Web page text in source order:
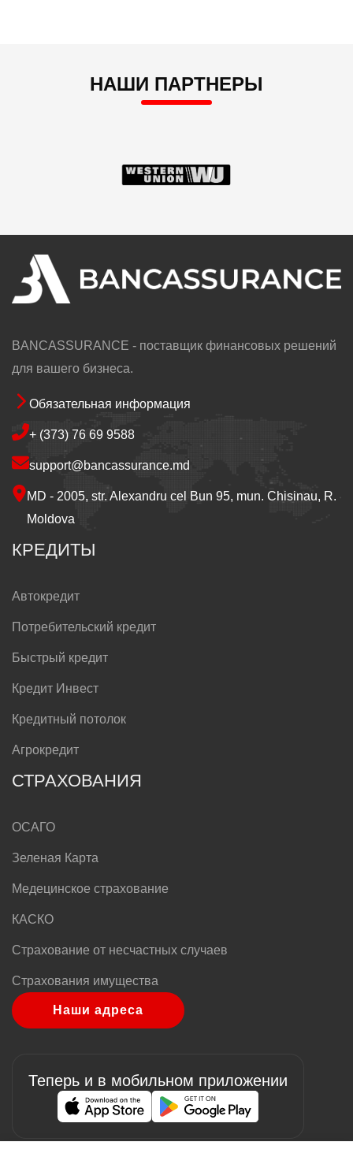
НАШИ ПАРТНЕРЫ
BANCASSURANCE - поставщик финансовых решений
для вашего бизнеса.
Footer
Обязательная информация
+ (373) 76 69 9588
support@bancassurance.md
MD - 2005, str. Alexandru cel Bun 95, mun. Chisinau, R.
Moldova
КРЕДИТЫ
Автокредит
Потребительский кредит
Быстрый кредит
Кредит Инвест
Кредитный потолок
Агрокредит
СТРАХОВАНИЯ
ОСАГО
Зеленая Карта
Медецинское страхование
КАСКО
Страхование от несчастных случаев
Страхования имущества
Наши адреса
Теперь и в мобильном приложении
Image Image